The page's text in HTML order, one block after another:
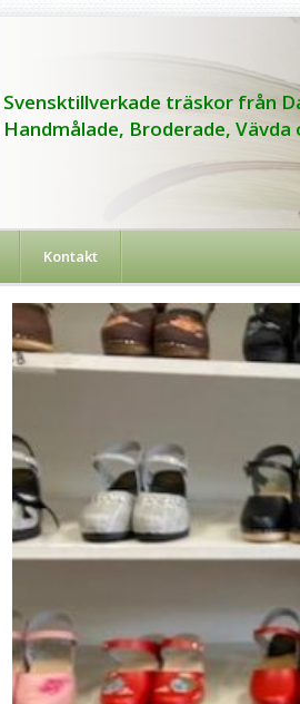
Svensktillverkade träskor från
Handmålade, Broderade,
Kontakt